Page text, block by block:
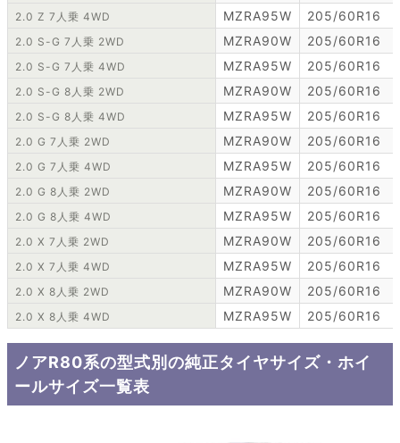
2.0 Z 7人乗 4WD MZRA95W 205/60R16
2.0 S-G 7人乗 2WD MZRA90W 205/60R16
2.0 S-G 7人乗 4WD MZRA95W 205/60R16
2.0 S-G 8人乗 2WD MZRA90W 205/60R16
2.0 S-G 8人乗 4WD MZRA95W 205/60R16
2.0 G 7人乗 2WD MZRA90W 205/60R16
2.0 G 7人乗 4WD MZRA95W 205/60R16
2.0 G 8人乗 2WD MZRA90W 205/60R16
2.0 G 8人乗 4WD MZRA95W 205/60R16
2.0 X 7人乗 2WD MZRA90W 205/60R16
2.0 X 7人乗 4WD MZRA95W 205/60R16
2.0 X 8人乗 2WD MZRA90W 205/60R16
2.0 X 8人乗 4WD MZRA95W 205/60R16
ノアR80系の型式別の純正タイヤサイズ・ホイ
ールサイズ一覧表